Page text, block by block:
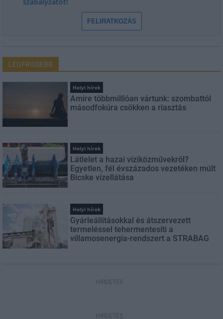
FELIRATKOZÁS
LEGFRISSEBB
Helyi hírek
Amire többmillióan vártunk: szombattól
másodfokúra csökken a riasztás
Helyi hírek
Látlelet a hazai víziközművekről?
Egyetlen, fél évszázados vezetéken múlt
Bicske vízellátása
Helyi hírek
Gyárleállításokkal és átszervezett
termeléssel tehermentesíti a
villamosenergia-rendszert a STRABAG
HIRDETÉS
HIRDETÉS